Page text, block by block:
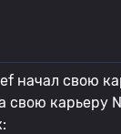
начал свою
свою карьеру